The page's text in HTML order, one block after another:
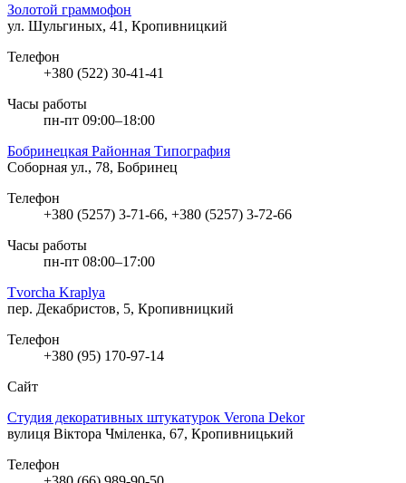
Золотой граммофон
ул. Шульгиных, 41, Кропивницкий
Телефон
+380 (522) 30-41-41
Часы работы
пн-пт 09:00–18:00
Бобринецкая Районная Типография
Соборная ул., 78, Бобринец
Телефон
+380 (5257) 3-71-66, +380 (5257) 3-72-66
Часы работы
пн-пт 08:00–17:00
Tvorcha Kraplya
пер. Декабристов, 5, Кропивницкий
Телефон
+380 (95) 170-97-14
Сайт
Студия декоративных штукатурок Verona Dekor
вулиця Віктора Чміленка, 67, Кропивницький
Телефон